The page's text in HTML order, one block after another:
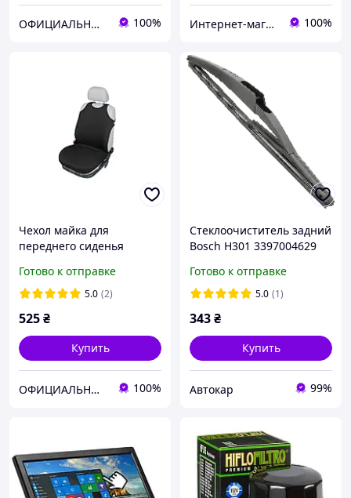
ОФИЦИАЛЬНЫЙ интернет-магазин "KEGEL 24" от официального импортера товаров KEGEL-BŁAŻUSIAK в Украину. 100% Интернет-магазин «Техномарин» 100%
Чехол майка для
переднего сиденья
Kegel-Błażusiak
Готово к отправке
5.0 (2)
525₴
Купить
ОФИЦИАЛЬНЫЙ интернет-магазин "KEGEL 24" от официального импортера товаров KEGEL-BŁAŻUSIAK в Украину. 100%
Cтеклоочиститель задний
Bosch H301 3397004629
Готово к отправке
5.0 (1)
343₴
Купить
Автокар 99%